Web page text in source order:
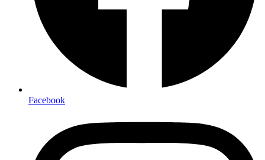
Facebook